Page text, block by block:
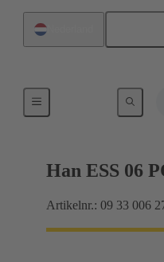
Stromen tot 16 A
Han ESS 06
Artikelnr.: 09 33 006